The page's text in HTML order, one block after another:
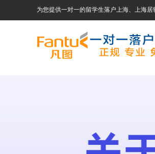
为您提供一对一的留学生落户上海、上海